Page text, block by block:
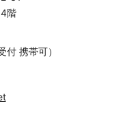
階
付 携帯可）